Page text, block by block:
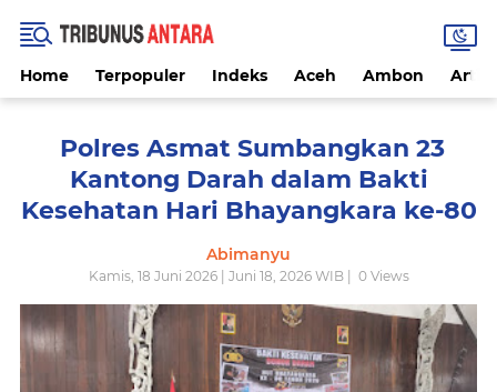
Home Terpopuler Indeks Aceh Ambon
‎ Polres Asmat Sumbangkan 23
Kantong Darah dalam Bakti
Kesehatan Hari Bhayangkara ke-80
Abimanyu
Kamis, 18 Juni 2026 | Juni 18, 2026 WIB | 0Views